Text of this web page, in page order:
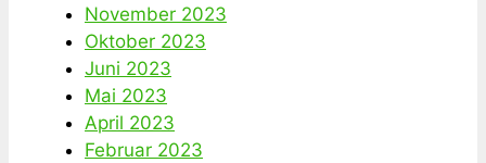
November 2023
Oktober 2023
Juni 2023
Mai 2023
April 2023
Februar 2023